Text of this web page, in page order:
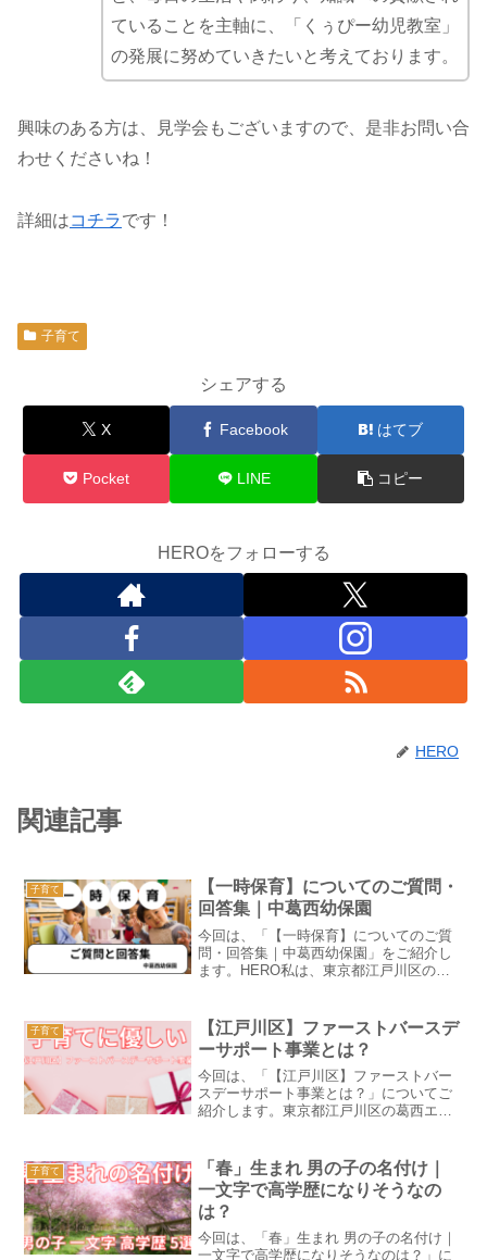
ていることを主軸に、「くぅぴー幼児教室」
の発展に努めていきたいと考えております。
興味のある方は、見学会もございますので、是非お問い合
わせくださいね！
詳細はコチラです！
子育て
シェアする
X Facebook はてブ
Pocket LINE コピー
HEROをフォローする
HERO
関連記事
子育て
【一時保育】についてのご質問・
回答集｜中葛西幼保園
今回は、「【一時保育】についてのご質
問・回答集｜中葛西幼保園」をご紹介し
ます。HERO私は、東京都江戸川区の葛
保育・一時保育・二重保育・プレスクー
ル・時間外保育・幼児...
子育て
【江戸川区】ファーストバースデ
ーサポート事業とは？
今回は、「【江戸川区】ファーストバー
スデーサポート事業とは？」についてご
紹介します。東京都江戸川区の葛西エリ
始まった、嬉しいサービスがあります！
【江戸川区】ファース...
子育て
「春」生まれ 男の子の名付け｜
一文字で高学歴になりそうなの
は？
今回は、「春」生まれ 男の子の名付け｜
一文字で高学歴になりそうなのは？」に